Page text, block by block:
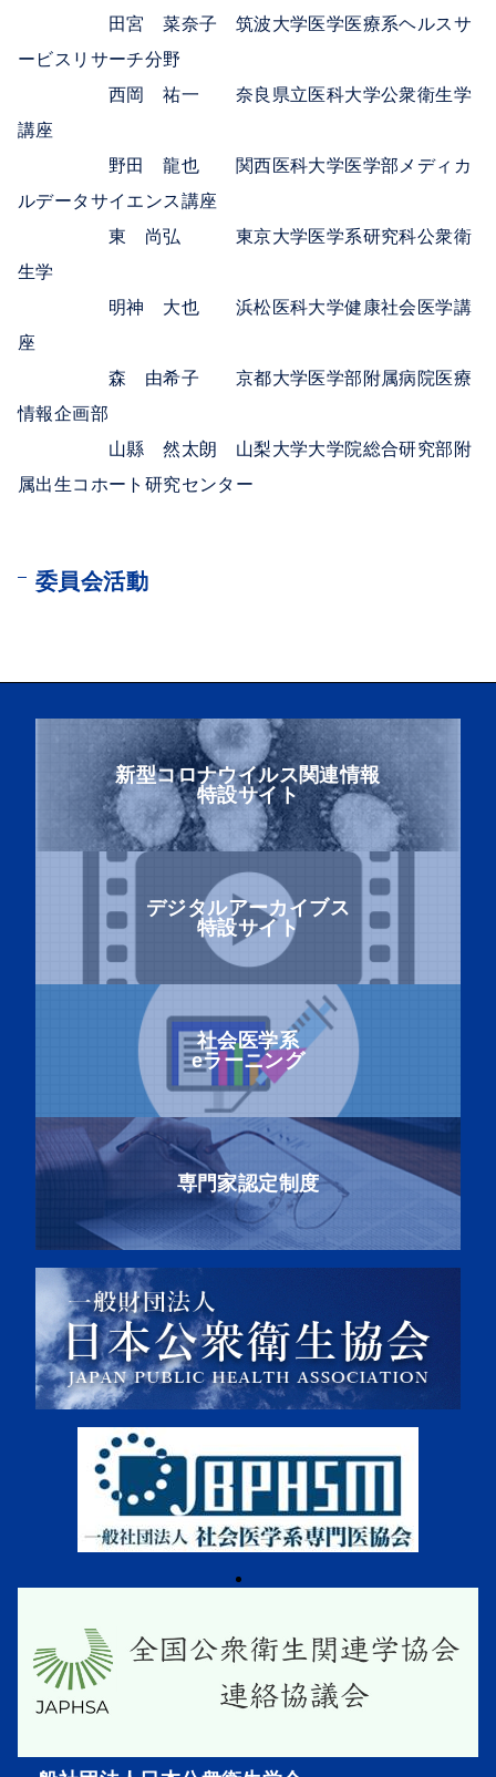
田宮 菜奈子 筑波大学医学医療系ヘルスサ
ービスリサーチ分野
西岡 祐一 奈良県立医科大学公衆衛生学
講座
野田 龍也 関西医科大学医学部メディカ
ルデータサイエンス講座
東 尚弘 東京大学医学系研究科公衆衛
生学
明神 大也 浜松医科大学健康社会医学講
座
森 由希子 京都大学医学部附属病院医療
情報企画部
山縣 然太朗 山梨大学大学院総合研究部附
属出生コホート研究センター
委員会活動
新型コロナウイルス関連情報
特設サイト
デジタルアーカイブス
特設サイト
社会医学系
eラーニング
専門家認定制度